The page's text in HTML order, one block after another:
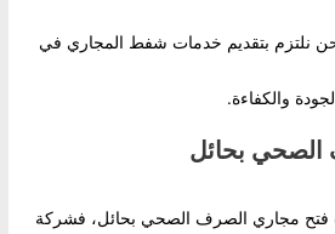
نلتزم بتقديم خدمات شفط المجاري في
والكفاءة.
بحائل
فتح مجاري الصرف الصحي بحائل، فشركة